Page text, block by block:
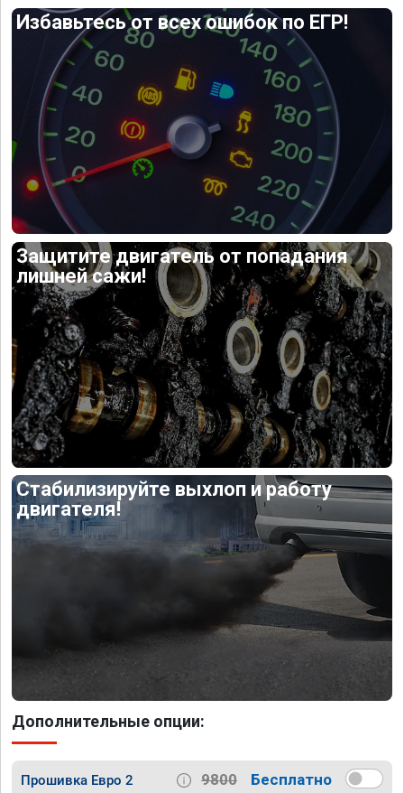
Избавьтесь от всех ошибок по ЕГР!
Защитите двигатель от попадания
лишней сажи!
Стабилизируйте выхлоп и работу
двигателя!
Дополнительные опции:
Прошивка Евро 2 9800 Бесплатно